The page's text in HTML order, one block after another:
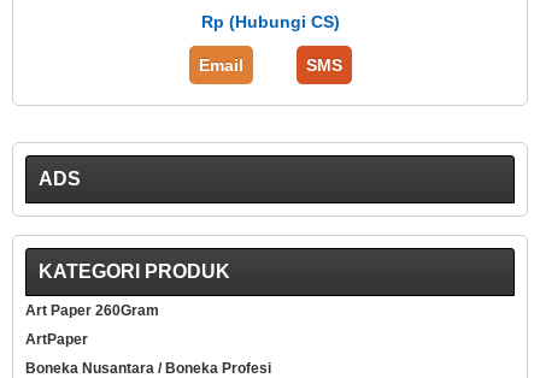
Rp (Hubungi CS)
Email SMS
ADS
KATEGORI PRODUK
Art Paper 260Gram
ArtPaper
Boneka Nusantara / Boneka Profesi